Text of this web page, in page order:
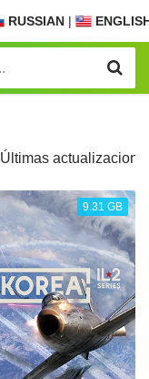
RUSSIAN |
Últimas
9.31 GB